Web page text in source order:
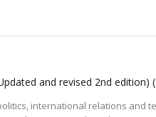
and revised 2nd edition)
international relations and